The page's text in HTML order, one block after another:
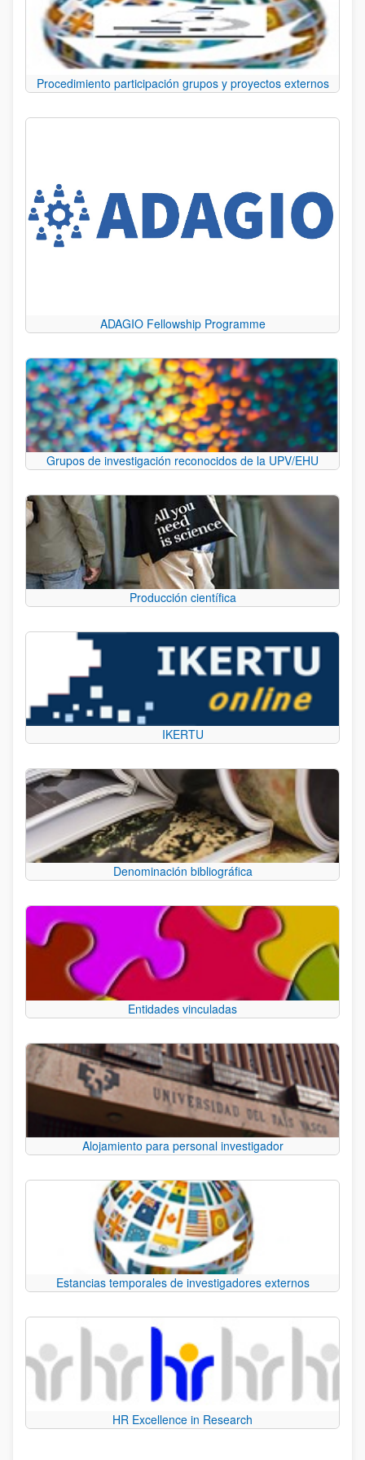
Procedimiento participación grupos y proyectos externos
ADAGIO Fellowship Programme
Grupos de investigación reconocidos de la UPV/EHU
Producción científica
IKERTU
Denominación bibliográfica
Entidades vinculadas
Alojamiento para personal investigador
Estancias temporales de investigadores externos
HR Excellence in Research